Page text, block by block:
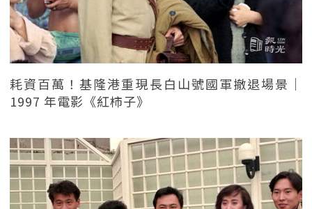
耗資百萬！基隆港重現長白山號國軍撤退場景｜
1997 年電影《紅柿子》